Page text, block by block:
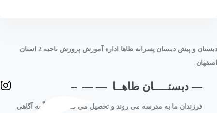
— دبستـــــان طاهــا — — –
فرزندان ما به مدرسه می روند و تحصیل می کنند اما غالباً به آگاهی
دبستان و پیش دبستان پسرانه طاها اداره آموزش پرورش ناحیه 2 استان
اصفهان